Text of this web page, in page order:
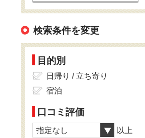
検索条件を変更
目的別
日帰り / 立ち寄り
宿泊
口コミ評価
指定なし 以上